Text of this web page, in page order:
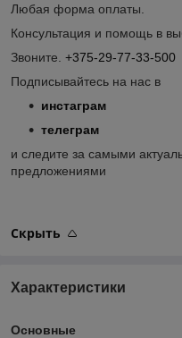
Любая форма оплаты.
Консультация и помощь в
Звоните. +375-29-77-33-500
Подписывайтесь на нас в
инстаграм
телеграм
и следите за самыми
предложениями
Скрыть
Характеристики
Основные